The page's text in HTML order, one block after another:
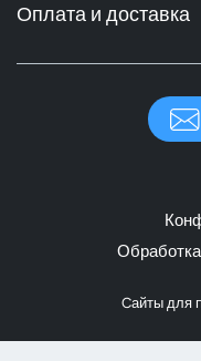
Оплата и доставка
Cайты для